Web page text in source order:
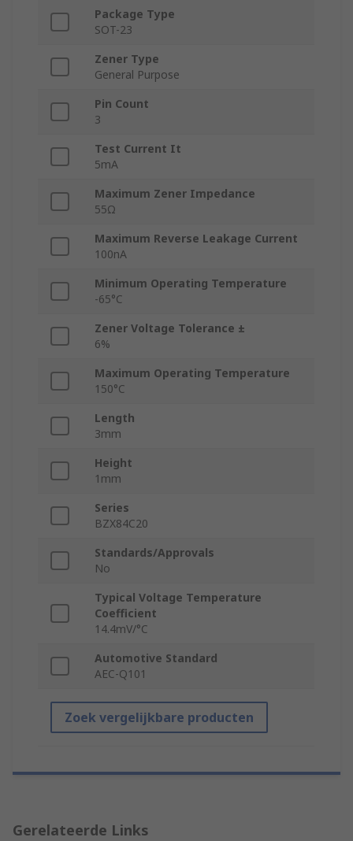
Package Type
SOT-23
Zener Type
General Purpose
Pin Count
3
Test Current It
5mA
Maximum Zener Impedance
55Ω
Maximum Reverse Leakage Current
100nA
Minimum Operating Temperature
-65°C
Zener Voltage Tolerance ±
6%
Maximum Operating Temperature
150°C
Length
3mm
Height
1mm
Series
BZX84C20
Standards/Approvals
No
Typical Voltage Temperature
Coefficient
14.4mV/°C
Automotive Standard
AEC-Q101
Zoek vergelijkbare producten
Gerelateerde Links